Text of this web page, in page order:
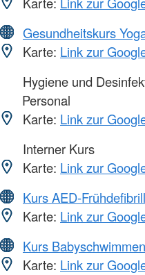
Gesundheitskurs
Karte: Link zur
Hygiene und
Personal
Karte: Link zur
Interner Kurs
Karte: Link zur
Kurs AED-
Karte: Link zur
Kurs Babyschwimmen
Karte: Link zur